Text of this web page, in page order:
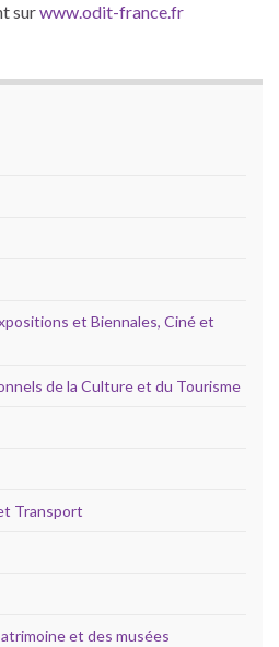
surwww.odit-france.fr
et Biennales, Ciné et
de la Culture et du Tourisme
Transport
et des musées